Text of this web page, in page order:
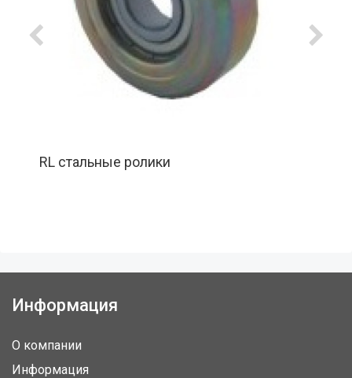
RL стальные ролики
Информация
О компании
Информация